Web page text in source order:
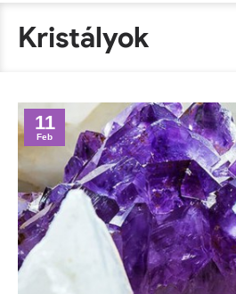
Kristályok
11
Feb